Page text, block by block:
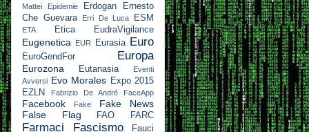
Mattei
Epidemie Erdogan
Ernesto
Che Guevara
Erri De Luca ESM
ETA Etica EudraVigilance
Eugenetica EUR Eurasia Euro
EuroGendFor Europa
Eurozona Eutanasia
Eventi
Avversi Evo Morales Expo 2015
EZLN
Fabrizio De André FaceApp
Facebook Fake
Fake News
False Flag
FAO FARC
Farmaci Fascismo Fauci